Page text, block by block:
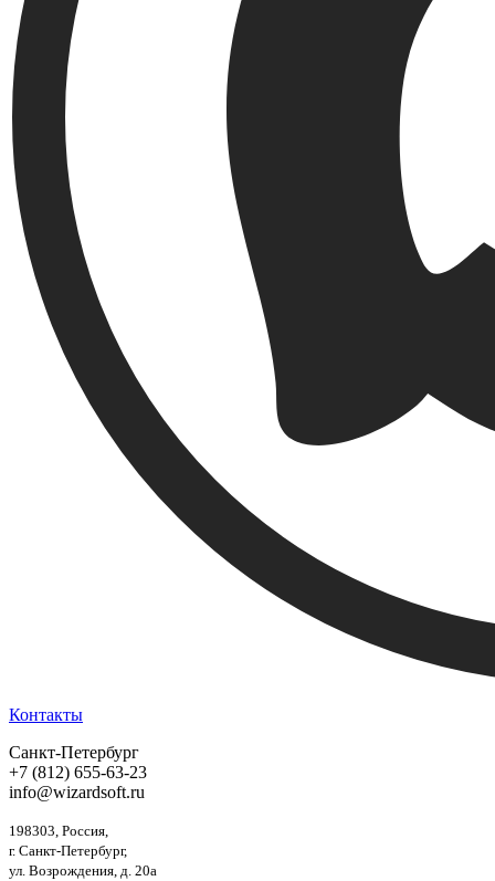
Контакты
Санкт-Петербург
+7 (812) 655-63-23
info@wizardsoft.ru
198303, Россия,
г. Санкт-Петербург,
ул. Возрождения, д. 20а